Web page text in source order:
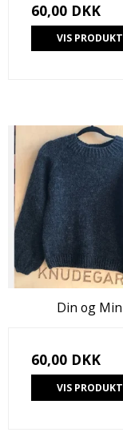
60,00 DKK
VIS PRODUKT
Din og Min
60,00 DKK
VIS PRODUKT